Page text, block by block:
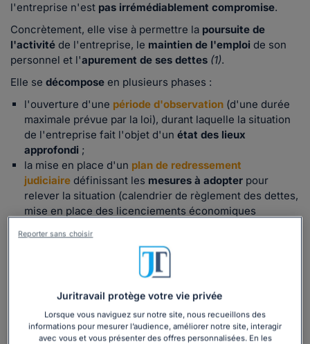
l'entreprise n'est pas irrémédiablement compromise.
Concrètement, elle vise à permettre la poursuite de
l'activité de l'entreprise, le maintien de l'emploi de son
personnel et l'apurement de ses dettes (1).
Elle se décompose en plusieurs phases :
l'ouverture d'une période d'observation (d'une durée
maximale prévue par la loi), durant laquelle la situation
de l'entreprise fait l'objet d'un état des lieux
approfondi ;
la mise en place d'un plan de redressement
judiciaire définissant les mesures à adopter pour
relever la situation (calendrier de règlement des dettes,
mise en place des licenciements économiques
Entre autres conséquences, l'ouverture d'une procédure
organes de la procédure, parmi lesquels figure le
mandataire judiciaire, dont l'une des missions est de
s'assurer du versement de leurs salaires aux salariés.
Juritravail protège votre vie privée
Lorsque vous naviguez sur notre site, nous recueillons des
informations pour mesurer l’audience, améliorer notre site, interagir
avec vous et vous présenter des offres personnalisées. En les
Reporter sans choisir